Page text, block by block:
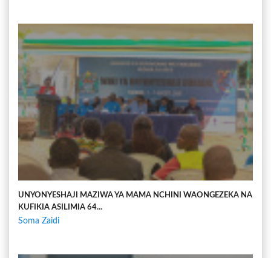
UNYONYESHAJI MAZIWA YA MAMA NCHINI WAONGEZEKA NA
KUFIKIA ASILIMIA 64...
Soma Zaidi